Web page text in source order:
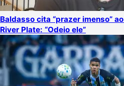
Baldasso cita “prazer imenso”
River Plate: “Odeio ele”